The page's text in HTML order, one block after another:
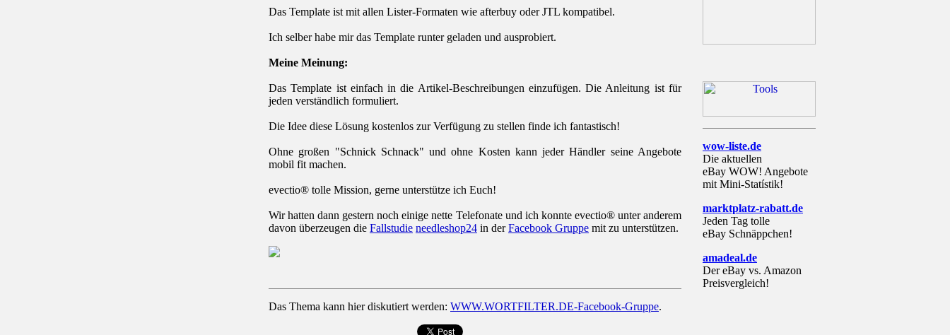
Das Template ist mit allen Lister-Formaten wie afterbuy oder JTL kompatibel.
Ich selber habe mir das Template runter geladen und ausprobiert.
Meine Meinung:
Das Template ist einfach in die Artikel-Beschreibungen einzufügen. Die Anleitung ist für
jeden verständlich formuliert.
Die Idee diese Lösung kostenlos zur Verfügung zu stellen finde ich fantastisch!
Ohne großen "Schnick Schnack" und ohne Kosten kann jeder Händler seine Angebote
mobil fit machen.
evectio® tolle Mission, gerne unterstütze ich Euch!
Wir hatten dann gestern noch einige nette Telefonate und ich konnte evectio® unter anderem
davon überzeugen die Fallstudie needleshop24 in derFacebook Gruppe mit zu unterstützen.
Das Thema kann hier diskutiert werden: WWW.WORTFILTER.DE-Facebook-Gruppe.
wow-liste.de
Die aktuellen
eBay WOW! Angebote
mit Mini-Statístik!
marktplatz-rabatt.de
Jeden Tag tolle
eBay Schnäppchen!
amadeal.de
Der eBay vs. Amazon
Preisvergleich!